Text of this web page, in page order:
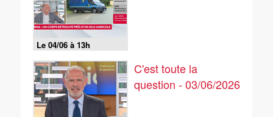
Le 04/06 à 13h
C'est toute la
question - 03/06/2026